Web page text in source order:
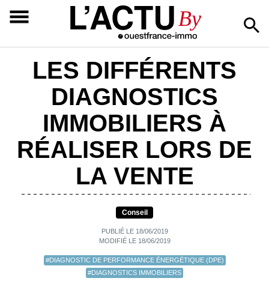
L’ACTUBy
LES DIFFÉRENTS
DIAGNOSTICS
IMMOBILIERS À
RÉALISER LORS DE
LA VENTE
Conseil
PUBLIÉ LE 18/06/2019
MODIFIÉ LE 18/06/2019
#DIAGNOSTIC DE PERFORMANCE ÉNERGÉTIQUE (DPE)
#DIAGNOSTICS IMMOBILIERS